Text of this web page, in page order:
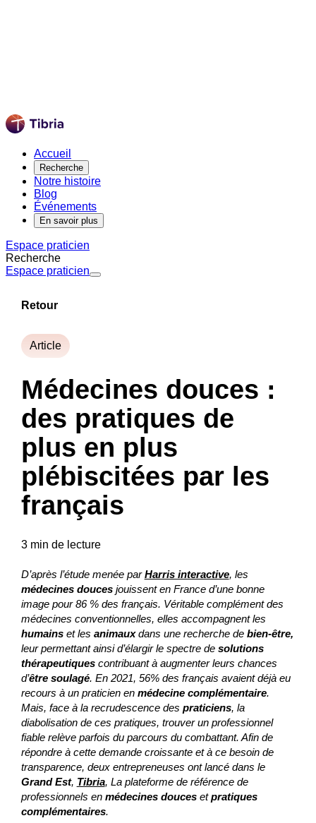
Accueil
Recherche
Notre histoire
Blog
Événements
En savoir plus
Espace praticien
Recherche
Espace praticien
Retour
Article
Médecines douces :
des pratiques de
plus en plus
plébiscitées par les
français
3 min de lecture
D’après l’étude menée parHarris interactive, les
médecines doucesjouissent en France d’une bonne
image pour 86 % des français. Véritable complément des
médecines conventionnelles, elles accompagnent les
humainset les animauxdans une recherche de bien-être,
leur permettant ainsi d’élargir le spectre de solutions
thérapeutiques contribuant à augmenter leurs chances
d’être soulagé. En 2021, 56% des français avaient déjà eu
recours à un praticien en médecine complémentaire.
Mais, face à la recrudescence des praticiens, la
diabolisation de ces pratiques, trouver un professionnel
fiable relève parfois du parcours du combattant. Afin de
répondre à cette demande croissante et à ce besoin de
transparence, deux entrepreneuses ont lancé dans le
Grand Est, Tibria, La plateforme de référence de
professionnels en médecines douces etpratiques
complémentaires.